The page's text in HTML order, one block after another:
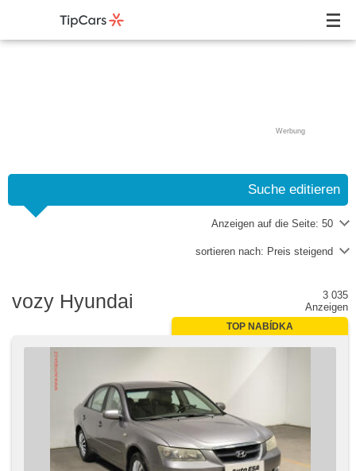
Werbung
Suche editieren
Anzeigen auf die Seite: 50
sortieren nach: Preis steigend
vozy Hyundai
3 035
Anzeigen
TOP NABÍDKA